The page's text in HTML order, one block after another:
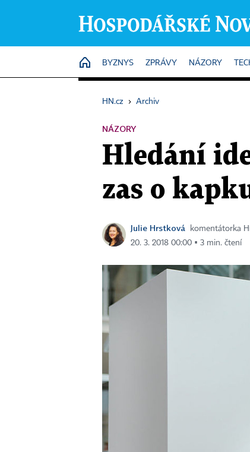
HOME
BYZNYS ZPRÁVY NÁZORY
HN.cz › Archiv
NÁZORY
Hledání
zas o
Julie Hrstková
komentátorka
20. 3. 2018 00:00 ▪ 3 min. čtení